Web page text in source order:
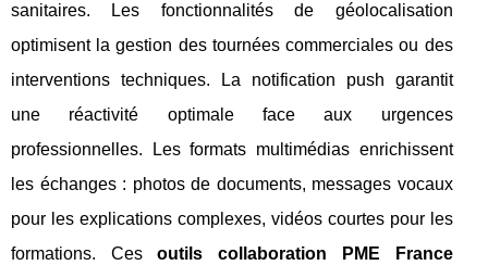
sanitaires. Les fonctionnalités de géolocalisation
optimisent la gestion des tournées commerciales ou des
interventions techniques. La notification push garantit
une réactivité optimale face aux urgences
professionnelles. Les formats multimédias enrichissent
les échanges : photos de documents, messages vocaux
pour les explications complexes, vidéos courtes pour les
formations. Cesoutils collaboration PME France